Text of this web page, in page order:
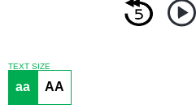
TEXT SIZE
aa AA